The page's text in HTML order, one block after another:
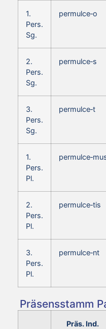
1.
Pers.
Sg.
permulce‑o
2.
Pers.
Sg.
permulce‑s
3.
Pers.
Sg.
permulce‑t
1.
Pers.
Pl.
2.
Pers.
Pl.
permulce‑tis
3.
Pers.
Pl.
permulce‑nt
Präsensstamm
Präs. Ind.